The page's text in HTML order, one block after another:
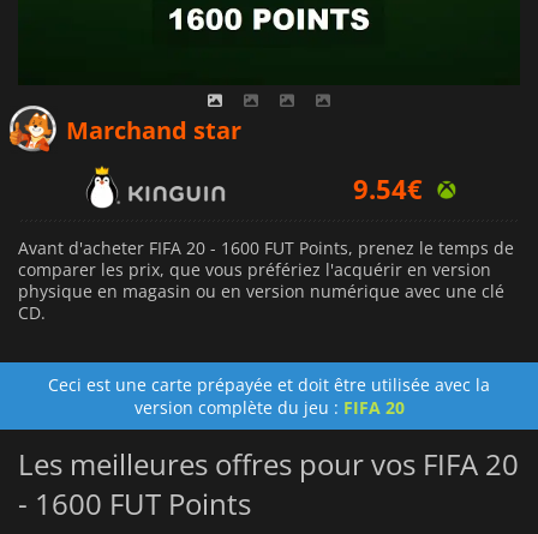
Marchand star
9.54€
Avant d'acheter FIFA 20 - 1600 FUT Points, prenez le temps de
comparer les prix, que vous préfériez l'acquérir en version
physique en magasin ou en version numérique avec une clé
CD.
Ceci est une carte prépayée et doit être utilisée avec la
version complète du jeu : FIFA 20
Les meilleures offres pour vos FIFA 20
- 1600 FUT Points